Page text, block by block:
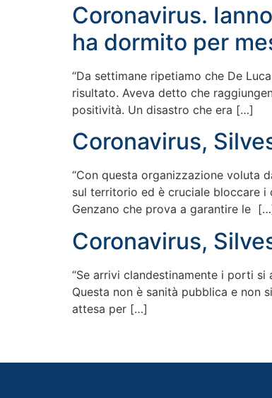
Coronavirus.
ha dormito per
“Da settimane ripetiamo che De
risultato. Aveva detto che
positività. Un disastro che era […]
Coronavirus,
“Con questa organizzazione voluta
sul territorio ed è cruciale bloccare
Genzano che prova a garantire le
Coronavirus,
“Se arrivi clandestinamente i porti
Questa non è sanità pubblica e non
attesa per […]